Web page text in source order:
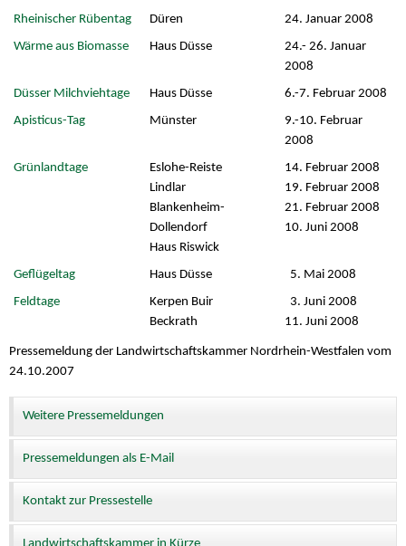
Rheinischer Rübentag
Düren
24. Januar 2008
Wärme aus Biomasse
Haus Düsse
24.- 26. Januar
2008
Düsser Milchviehtage
Haus Düsse
6.-7. Februar 2008
Apisticus-Tag
Münster
9.-10. Februar
2008
Grünlandtage
Eslohe-Reiste
Lindlar
Blankenheim-
Dollendorf
Haus Riswick
14. Februar 2008
19. Februar 2008
21. Februar 2008
10. Juni 2008
Geflügeltag Haus Düsse
5. Mai 2008
Feldtage
Kerpen Buir
Beckrath
3. Juni 2008
11. Juni 2008
Pressemeldung der Landwirtschaftskammer Nordrhein-Westfalen vom
24.10.2007
Weitere Pressemeldungen
Pressemeldungen als E-Mail
Kontakt zur Pressestelle